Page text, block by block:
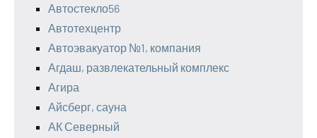
Автостекло56
Автотехцентр
Автоэвакуатор №1, компания
Агдаш, развлекательный комплекс
Агира
Айсберг, сауна
АК Северный